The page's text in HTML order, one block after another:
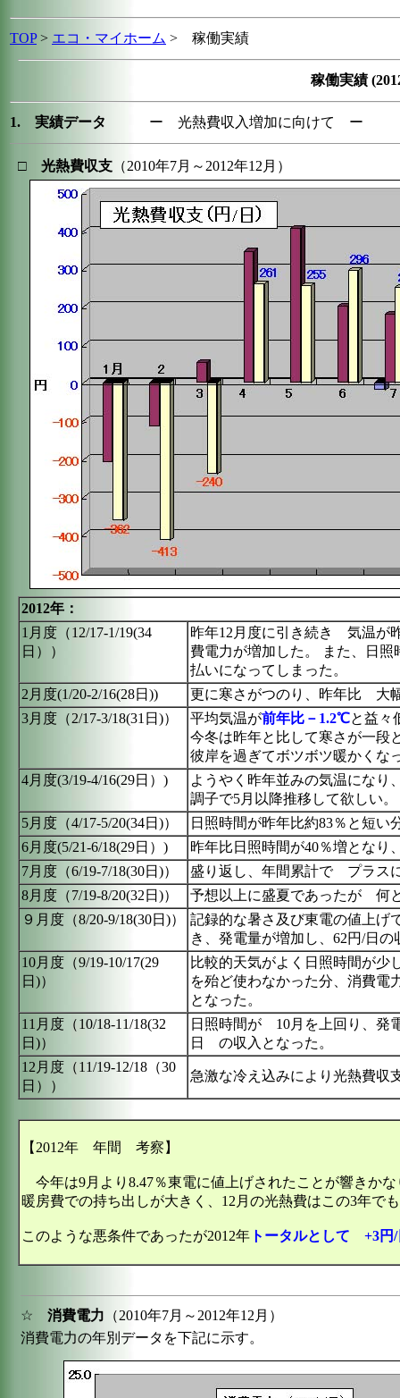
TOP> エコ・マイホーム > 稼働実績
稼働実績
1. 実績データ ー 光熱費収入増加に向けて ー
□ 光熱費収支 （2010年7月～2012年12月）
2012年：
1月度（12/17-1/19(34
日））
昨年12月度に引き続き 気温が
費電力が増加した。 また、日照
払いになってしまった。
2月度(1/20-2/16(28日))
更に寒さがつのり、昨年比 大
3月度（2/17-3/18(31日)）
平均気温が前年比－1.2℃と益々
今冬は昨年と比して寒さが一段
彼岸を過ぎてボツボツ暖かくな
4月度(3/19-4/16(29日）)
ようやく昨年並みの気温になり
調子で5月以降推移して欲しい。
5月度（4/17-5/20(34日)）
日照時間が昨年比約83％と短い
6月度(5/21-6/18(29日）)
昨年比日照時間が40％増となり
7月度（6/19-7/18(30日)）
盛り返し、年間累計で プラス
8月度（7/19-8/20(32日)）
予想以上に盛夏であったが 何
９月度（8/20-9/18(30日)）
記録的な暑さ及び東電の値上げ
き、発電量が増加し、62円/日の
10月度（9/19-10/17(29
日)）
比較的天気がよく日照時間が少
を殆ど使わなかった分、消費
となった。
11月度（10/18-11/18(32
日)）
日照時間が 10月を上回り、発
日 の収入となった。
12月度（11/19-12/18（30
日））
急激な冷え込みにより光熱費収
【2012年 年間 考察】
今年は9月より8.47％東電に値上げされたことが響きか
暖房費での持ち出しが大きく、12月の光熱費はこの3年で
このような悪条件であったが2012年 トータルとして +3円/
☆ 消費電力 （2010年7月～2012年12月）
消費電力の年別データを下記に示す。